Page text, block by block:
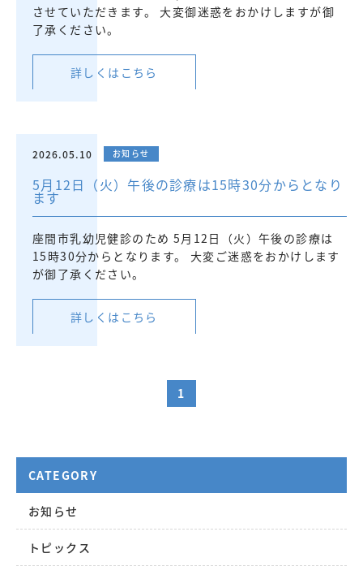
させていただきます。 大変御迷惑をおかけしますが御
了承ください。
詳しくはこちら
2026.05.10 お知らせ
5月12日（火）午後の診療は15時30分からとなり
ます
座間市乳幼児健診のため 5月12日（火）午後の診療は
15時30分からとなります。 大変ご迷惑をおかけします
が御了承ください。
詳しくはこちら
1
CATEGORY
お知らせ
トピックス